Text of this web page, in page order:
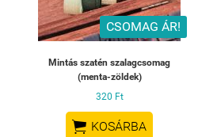
CSOMAG ÁR!
Mintás szatén szalagcsomag
(menta-zöldek)
320 Ft
 KOSÁRBA